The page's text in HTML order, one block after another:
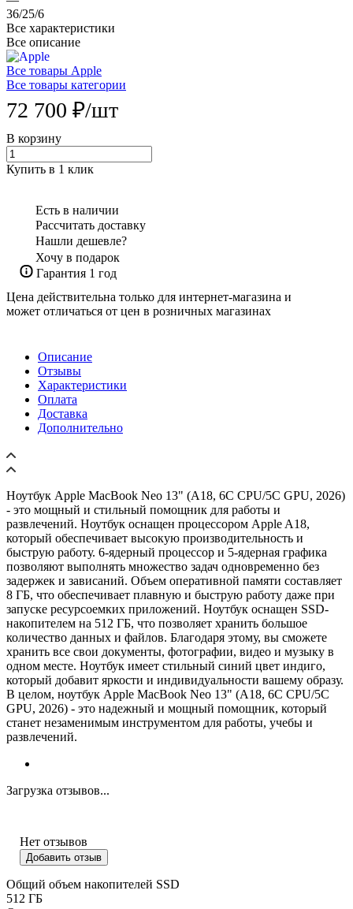
36/25/6
Все характеристики
Все описание
Все товары Apple
Все товары категории
72 700 ₽/шт
В корзину
Купить в 1 клик
Есть в наличии
Рассчитать доставку
Нашли дешевле?
Хочу в подарок
Гарантия 1 год
Цена действительна только для интернет-магазина и
может отличаться от цен в розничных магазинах
Описание
Отзывы
Характеристики
Оплата
Доставка
Дополнительно
Ноутбук Apple MacBook Neo 13" (A18, 6C СPU/5С GPU, 2026)
- это мощный и стильный помощник для работы и
развлечений. Ноутбук оснащен процессором Apple A18,
который обеспечивает высокую производительность и
быструю работу. 6-ядерный процессор и 5-ядерная графика
позволяют выполнять множество задач одновременно без
задержек и зависаний. Объем оперативной памяти составляет
8 ГБ, что обеспечивает плавную и быструю работу даже при
запуске ресурсоемких приложений. Ноутбук оснащен SSD-
накопителем на 512 ГБ, что позволяет хранить большое
количество данных и файлов. Благодаря этому, вы сможете
хранить все свои документы, фотографии, видео и музыку в
одном месте. Ноутбук имеет стильный синий цвет индиго,
который добавит яркости и индивидуальности вашему образу.
В целом, ноутбук Apple MacBook Neo 13" (A18, 6C СPU/5С
GPU, 2026) - это надежный и мощный помощник, который
станет незаменимым инструментом для работы, учебы и
развлечений.
Загрузка отзывов...
Нет отзывов
Добавить отзыв
Общий объем накопителей SSD
512 ГБ